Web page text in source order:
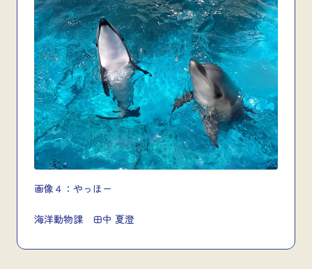
画像４：やっほー
海洋動物課 田中 夏澄